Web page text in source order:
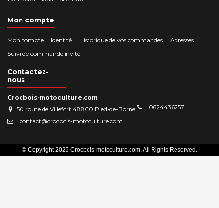
Mon compte
Mon compte Identité Historique de vos commandes
Adresses
Suivi de commande invité
Contactez-
nous
Crocbois-motoculture.com
50 route de Villefort 48800 Pied-de-Borne
0624436257
contact@crocbois-motoculture.com
© Copyright 2025 Crocbois-motoculture.com. All Rights Reserved.